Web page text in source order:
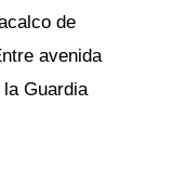
de
avenida
Guardia